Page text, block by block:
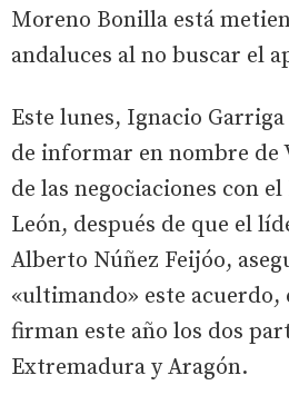
Moreno Bonilla está
andaluces al no buscar el
Este lunes, Ignacio
de informar en nombre de
de las negociaciones con
León, después de que el
Alberto Núñez Feijóo,
«ultimando» este acuerdo,
firman este año los dos
Extremadura y Aragón.